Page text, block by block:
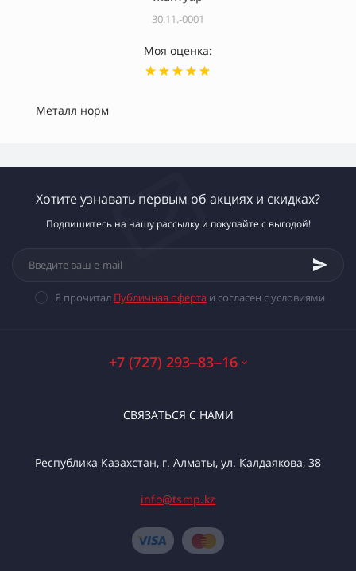
30.11.-0001
Моя оценка:
Металл норм
Хотите узнавать первым об акциях и скидках?
Подпишитесь на нашу рассылку и покупайте с выгодой!
Я прочитал Публичная оферта и согласен с условиями
+7 (727) 293‒83‒16
СВЯЗАТЬСЯ С НАМИ
Республика Казахстан, г. Алматы, ул. Калдаякова, 38
info@tsmp.kz